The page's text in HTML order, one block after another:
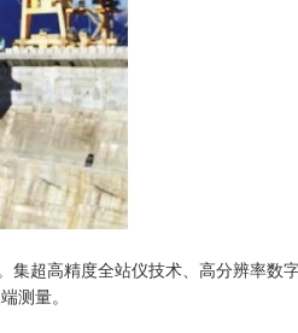
集超高精度全站仪技术、高分辨率数
测量。